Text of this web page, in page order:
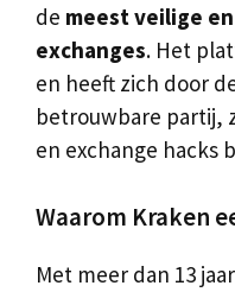
de meest veilige
exchanges. Het
en heeft zich door
betrouwbare partij,
en exchange hacks
Waarom Kraken
Met meer dan 13